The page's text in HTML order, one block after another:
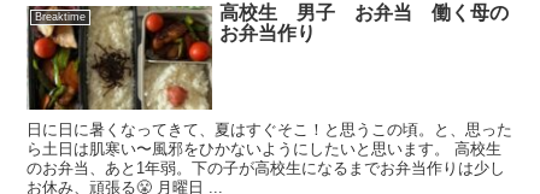
Breaktime
高校生 男子 お弁当 働く母の
お弁当作り
日に日に暑くなってきて、夏はすぐそこ！と思うこの頃。と、思った
ら土日は肌寒い〜風邪をひかないようにしたいと思います。 高校生
のお弁当、あと1年弱。下の子が高校生になるまでお弁当作りは少し
お休み、頑張る😤 月曜日 ...